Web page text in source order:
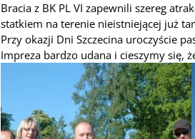
Bracia z BK PL VI zapewnili szereg
statkiem na terenie nieistniejącej już
Przy okazji Dni Szczecina uroczyście
Impreza bardzo udana i cieszymy się,